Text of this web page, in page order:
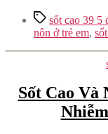
Tagssốt cao 39 5
nôn ở trẻ em,
Sốt Cao Và